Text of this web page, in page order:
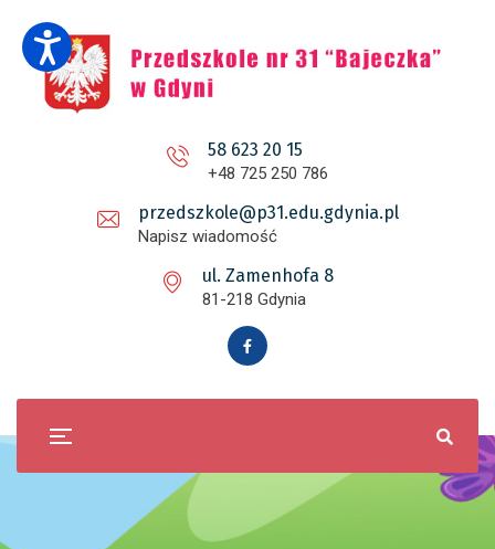
58 623 20 15
+48 725 250 786
przedszkole@p31.edu.gdynia.pl
Napisz wiadomość
ul. Zamenhofa 8
81-218 Gdynia